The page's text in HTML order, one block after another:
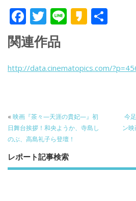
F
ac
e
b
k
T
w
itt
er
Li K
a
関連作品
http://data.cinematopics.com/
« 映画『茶々—天涯の貴妃—』初
日舞台挨拶！和央ようか、寺島し
のぶ、高島礼子ら登壇！
今
ン
レポート記事検索